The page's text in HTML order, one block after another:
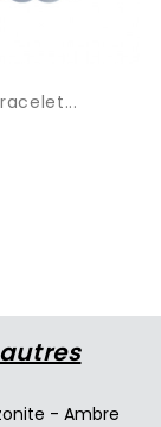
- Ambre